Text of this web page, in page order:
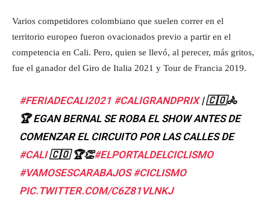
Varios competidores colombiano que suelen correr en el
territorio europeo fueron ovacionados previo a partir en el
competencia en Cali. Pero, quien se llevó, al perecer, más gritos,
fue el ganador del Giro de Italia 2021 y Tour de Francia 2019.
#FERIADECALI2021 #CALIGRANDPRIX| 🇨🇴🚴‍
🏆 EGAN BERNAL SE ROBA EL SHOW ANTES DE
COMENZAR EL CIRCUITO POR LAS CALLES DE
#CALI🇨🇴 🏆👏#ELPORTALDELCICLISMO
#VAMOSESCARABAJOS #CICLISMO
PIC.TWITTER.COM/C6Z81VLNKJ